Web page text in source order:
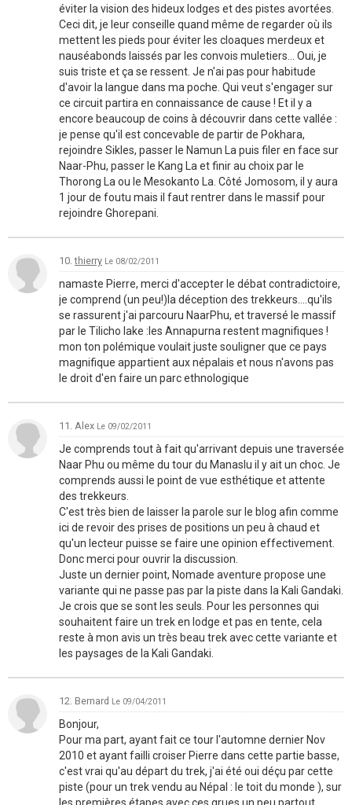
éviter la vision des hideux lodges et des pistes avortées.
Ceci dit, je leur conseille quand même de regarder où ils
mettent les pieds pour éviter les cloaques merdeux et
nauséabonds laissés par les convois muletiers... Oui, je
suis triste et ça se ressent. Je n'ai pas pour habitude
d'avoir la langue dans ma poche. Qui veut s'engager sur
ce circuit partira en connaissance de cause ! Et il y a
encore beaucoup de coins à découvrir dans cette vallée :
je pense qu'il est concevable de partir de Pokhara,
rejoindre Sikles, passer le Namun La puis filer en face sur
Naar-Phu, passer le Kang La et finir au choix par le
Thorong La ou le Mesokanto La. Côté Jomosom, il y aura
1 jour de foutu mais il faut rentrer dans le massif pour
rejoindre Ghorepani.
10.thierry Le 08/02/2011
namaste Pierre, merci d'accepter le débat contradictoire,
je comprend (un peu!)la déception des trekkeurs....qu'ils
se rassurent j'ai parcouru NaarPhu, et traversé le massif
par le Tilicho lake :les Annapurna restent magnifiques !
mon ton polémique voulait juste souligner que ce pays
magnifique appartient aux népalais et nous n'avons pas
le droit d'en faire un parc ethnologique
11. Alex Le 09/02/2011
Je comprends tout à fait qu'arrivant depuis une traversée
Naar Phu ou même du tour du Manaslu il y ait un choc. Je
comprends aussi le point de vue esthétique et attente
des trekkeurs.
C'est très bien de laisser la parole sur le blog afin comme
ici de revoir des prises de positions un peu à chaud et
qu'un lecteur puisse se faire une opinion effectivement.
Donc merci pour ouvrir la discussion.
Juste un dernier point, Nomade aventure propose une
variante qui ne passe pas par la piste dans la Kali Gandaki.
Je crois que se sont les seuls. Pour les personnes qui
souhaitent faire un trek en lodge et pas en tente, cela
reste à mon avis un très beau trek avec cette variante et
les paysages de la Kali Gandaki.
12. Bernard Le 09/04/2011
Bonjour,
Pour ma part, ayant fait ce tour l'automne dernier Nov
2010 et ayant failli croiser Pierre dans cette partie basse,
c'est vrai qu'au départ du trek, j'ai été oui déçu par cette
piste (pour un trek vendu au Népal : le toit du monde ), sur